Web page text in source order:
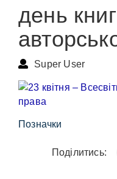
день
Super User
Позначки
Поділитись: